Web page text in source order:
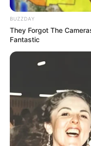
BUZZDAY
They Forgot The
Fantastic